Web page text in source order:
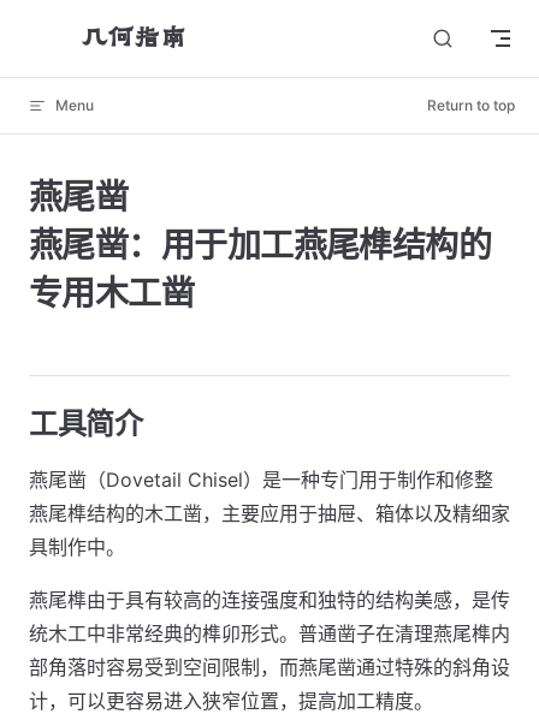
Skip to content
几何指南
Menu Return to top
燕尾凿
燕尾凿：用于加工燕尾榫结构的
专用木工凿
工具简介
燕尾凿（Dovetail Chisel）是一种专门用于制作和修整
燕尾榫结构的木工凿，主要应用于抽屉、箱体以及精细家
具制作中。
燕尾榫由于具有较高的连接强度和独特的结构美感，是传
统木工中非常经典的榫卯形式。普通凿子在清理燕尾榫内
部角落时容易受到空间限制，而燕尾凿通过特殊的斜角设
计，可以更容易进入狭窄位置，提高加工精度。